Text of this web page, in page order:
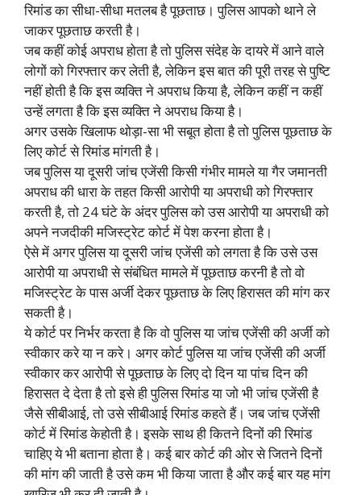
रिमांड का सीधा-सीधा मतलब है पूछताछ। पुलिस आपको थाने ले
जाकर पूछताछ करती है।
जब कहीं कोई अपराध होता है तो पुलिस संदेह के दायरे में आने वाले
लोगों को गिरफ्तार कर लेती है, लेकिन इस बात की पूरी तरह से पुष्टि
नहीं होती है कि इस व्यक्ति ने अपराध किया है, लेकिन कहीं न कहीं
उन्हें लगता है कि इस व्यक्ति ने अपराध किया है।
अगर उसके खिलाफ थोड़ा-सा भी सबूत होता है तो पुलिस पूछताछ के
लिए कोर्ट से रिमांड मांगती है।
जब पुलिस या दूसरी जांच एजेंसी किसी गंभीर मामले या गैर जमानती
अपराध की धारा के तहत किसी आरोपी या अपराधी को गिरफ्तार
करती है, तो 24 घंटे के अंदर पुलिस को उस आरोपी या अपराधी को
अपने नजदीकी मजिस्ट्रेट कोर्ट में पेश करना होता है।
ऐसे में अगर पुलिस या दूसरी जांच एजेंसी को लगता है कि उसे उस
आरोपी या अपराधी से संबंधित मामले में पूछताछ करनी है तो वो
मजिस्ट्रेट के पास अर्जी देकर पूछताछ के लिए हिरासत की मांग कर
सकती है।
ये कोर्ट पर निर्भर करता है कि वो पुलिस या जांच एजेंसी की अर्जी को
स्वीकार करे या न करे। अगर कोर्ट पुलिस या जांच एजेंसी की अर्जी
स्वीकार कर आरोपी से पूछताछ के लिए दो दिन या पांच दिन की
हिरासत दे देता है तो इसे ही पुलिस रिमांड या जो भी जांच एजेंसी है
जैसे सीबीआई, तो उसे सीबीआई रिमांड कहते हैं। जब जांच एजेंसी
कोर्ट में रिमांड केहोती है। इसके साथ ही कितने दिनों की रिमांड
चाहिए ये भी बताना होता है। कई बार कोर्ट की ओर से जितने दिनों
की मांग की जाती है उसे कम भी किया जाता है और कई बार यह मांग